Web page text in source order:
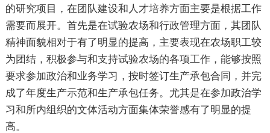
的研究项目，在团队建设和人才培养方面主要是根据工作
需要而展开。首先是在试验农场和行政管理方面，其团队
精神面貌相对于有了明显的提高，主要表现在农场职工较
为团结，积极参与和支持试验农场的各项工作，能够按照
要求参加政治和业务学习，按时签订生产承包合同，并完
成了年度生产示范和生产承包任务。尤其是在参加政治学
习和所内组织的文体活动方面集体荣誉感有了明显的提
高。